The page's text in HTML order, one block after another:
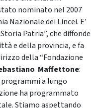
nominato nel 2007
Nazionale dei Lincei. E’
Patria”, che diffonde
e della provincia, e fa
della “Fondazione
Maffettone:
a lungo
ha programmato
Stiamo aspettando